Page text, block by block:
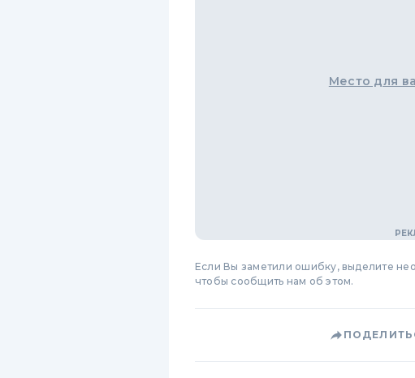
Место для
Если Вы заметили ошибку, выделите
чтобы сообщить нам об этом.